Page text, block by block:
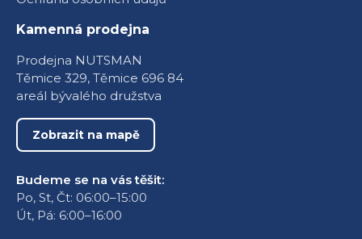
Kamenná prodejna
Prodejna NUTSMAN
Těmice 329, Těmice 696 84
areál bývalého družstva
Zobrazit na mapě
Budeme se na vás těšit:
Po, St, Čt: 06:00–15:00
Út, Pá: 6:00–16:00